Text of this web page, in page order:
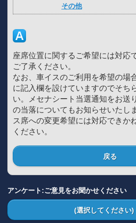
その他
座席位置に関するご希望には対応
ご了承ください。
なお、車イスのご利用を希望の場
に記入欄を設けていますのでそち
い。メセナシート当選通知をお送
の当落についてもお知らせいたし
ス席への変更希望には対応できか
ください。
戻る
アンケート:ご意見をお聞かせください
(選択してください)